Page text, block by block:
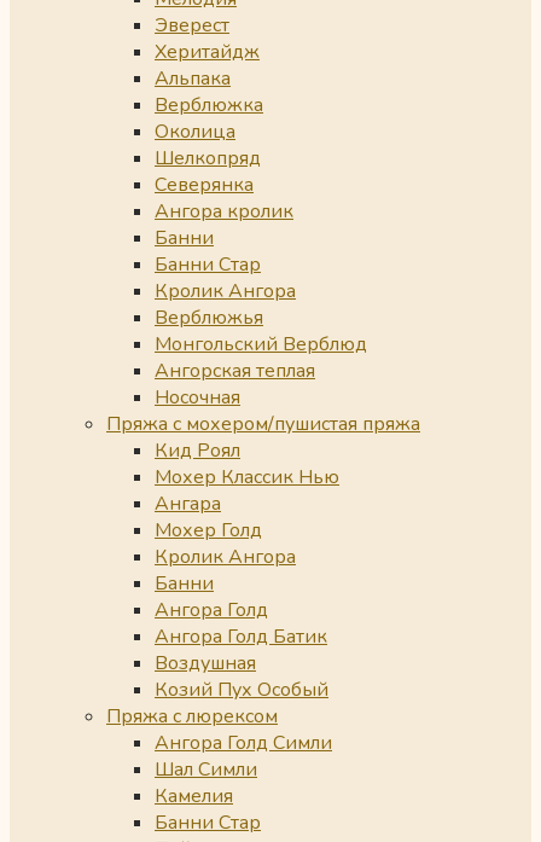
Эверест
Херитайдж
Альпака
Верблюжка
Околица
Шелкопряд
Северянка
Ангора кролик
Банни
Банни Стар
Кролик Ангора
Верблюжья
Монгольский Верблюд
Ангорская теплая
Носочная
Пряжа с мохером/пушистая пряжа
Кид Роял
Мохер Классик Нью
Ангара
Мохер Голд
Кролик Ангора
Банни
Ангора Голд
Ангора Голд Батик
Воздушная
Козий Пух Особый
Пряжа с люрексом
Ангора Голд Симли
Шал Симли
Камелия
Банни Стар